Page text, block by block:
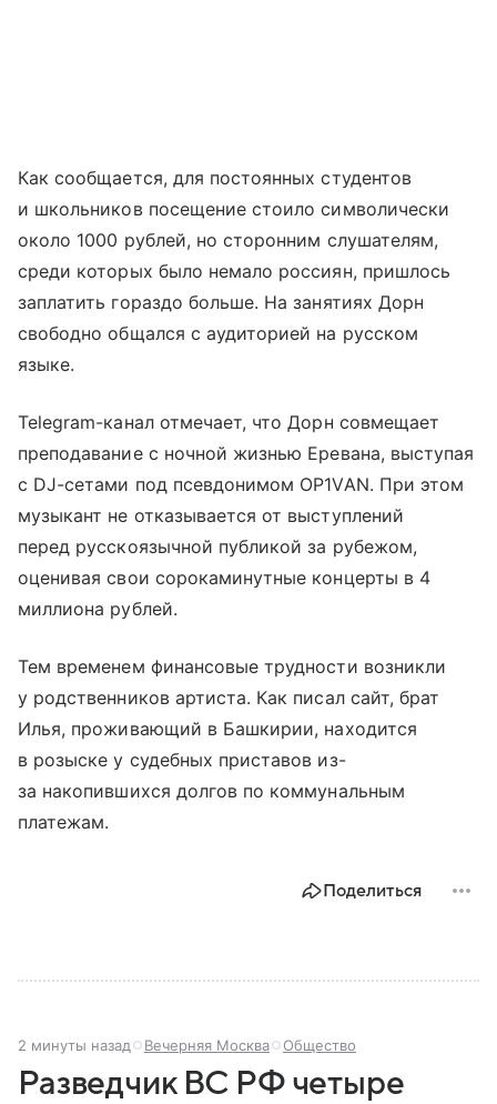
Как сообщается, для постоянных студентов
и школьников посещение стоило символически
около 1000 рублей, но сторонним слушателям,
среди которых было немало россиян, пришлось
заплатить гораздо больше. На занятиях Дорн
свободно общался с аудиторией на русском
языке.
Telegram-канал отмечает, что Дорн совмещает
преподавание с ночной жизнью Еревана, выступая
с DJ-сетами под псевдонимом OP1VAN. При этом
музыкант не отказывается от выступлений
перед русскоязычной публикой за рубежом,
оценивая свои сорокаминутные концерты в 4
миллиона рублей.
Тем временем финансовые трудности возникли
у родственников артиста. Как писал сайт, брат
Илья, проживающий в Башкирии, находится
в розыске у судебных приставов из-
за накопившихся долгов по коммунальным
платежам.
Поделиться
2 минуты назад Вечерняя Москва Общество
Разведчик ВС РФ четыре